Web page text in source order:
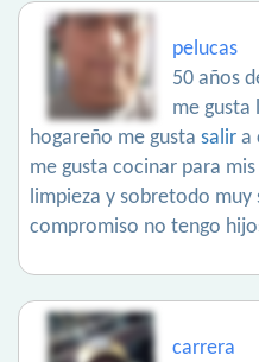
pelucas
50 años
me gusta
hogareño me gusta salir a
me gusta cocinar para
limpieza y sobretodo
compromiso no tengo
carrera